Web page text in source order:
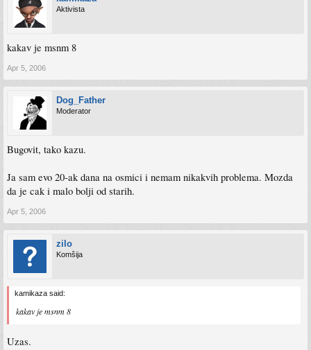
Aktivista
kakav je msnm 8
Apr 5, 2006
Dog_Father
Moderator
Bugovit, tako kazu.
Ja sam evo 20-ak dana na osmici i nemam nikakvih problema. Mozda
da je cak i malo bolji od starih.
Apr 5, 2006
zilo
Komšija
kamikaza said:
kakav je msnm 8
Uzas.